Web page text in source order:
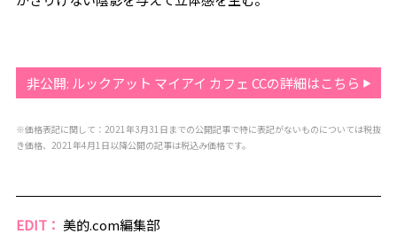
非公開: ルックアット マイアイ カフェ CCの詳細はこちら
※価格表記に関して：2021年3月31日までの公開記事で特に表記がないものについては税抜
き価格、2021年4月1日以降公開の記事は税込み価格です。
EDIT： 美的.com編集部